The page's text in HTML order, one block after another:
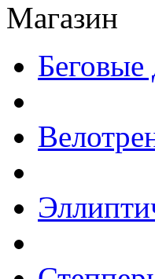
Магазин